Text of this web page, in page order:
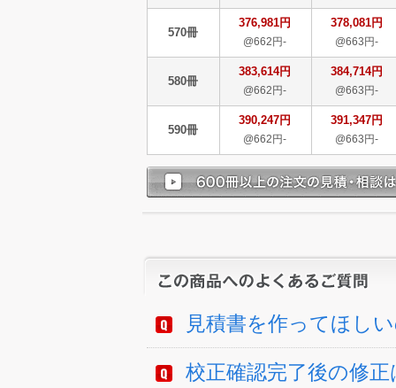
570冊
376,981円
@662円-
378,081円
@663円-
580冊
383,614円
@662円-
384,714円
@663円-
590冊
390,247円
@662円-
391,347円
@663円-
見積書を作ってほし
校正確認完了後の修